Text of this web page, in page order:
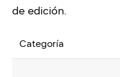
de edición.
Categoría